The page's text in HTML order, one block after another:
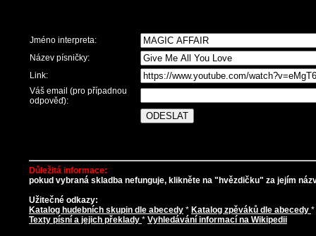
Jméno interpreta:
Název písničky:
Link:
Váš email (pro případnou
odpověď):
Důležitá informace:
pokud vybraná skladba nefunguje, klikněte na "hvězdičku" za jejím
Užitečné odkazy:
Katalog hudebních skupin dle abecedy * Katalog zpěváků dle abecedy *
Texty písní a jejich překlady * Vyhledávání informací na Wikipedii